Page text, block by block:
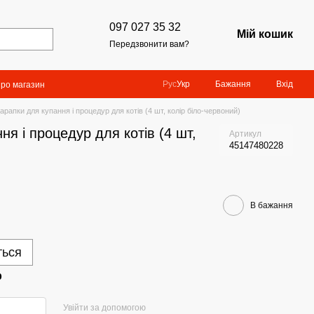
097 027 35 32
Передзвонити вам?
Мій кошик
магазин РусУкр Бажання Вхід
для купання і процедур для котів (4 шт, колір біло-червоний)
і процедур для котів (4 шт, Артикул
45147480228
В бажання
Увійти за допомогою